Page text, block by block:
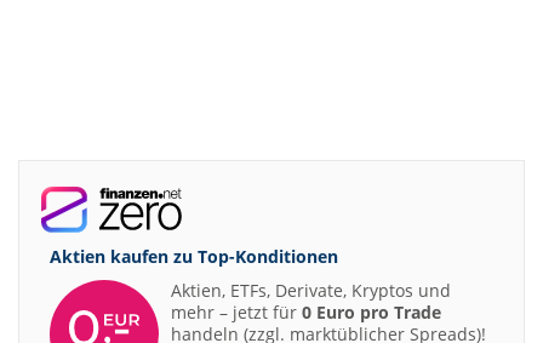
Aktien kaufen zu Top-Konditionen
Aktien, ETFs, Derivate, Kryptos und
mehr – jetzt für 0 Euro pro Trade
handeln (zzgl. marktüblicher Spreads)!